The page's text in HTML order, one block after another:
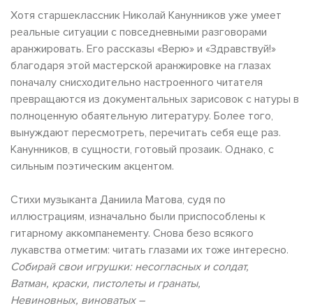
Хотя старшеклассник Николай Канунников уже умеет
реальные ситуации с повседневными разговорами
аранжировать. Его рассказы «Верю» и «Здравствуй!»
благодаря этой мастерской аранжировке на глазах
поначалу снисходительно настроенного читателя
превращаются из документальных зарисовок с натуры в
полноценную обаятельную литературу. Более того,
вынуждают пересмотреть, перечитать себя еще раз.
Канунников, в сущности, готовый прозаик. Однако, с
сильным поэтическим акцентом.
Стихи музыканта Даниила Матова, судя по
иллюстрациям, изначально были приспособлены к
гитарному аккомпанементу. Снова безо всякого
лукавства отметим: читать глазами их тоже интересно.
Собирай свои игрушки: несогласных и солдат,
Ватман, краски, пистолеты и гранаты,
Невиновных, виноватых –